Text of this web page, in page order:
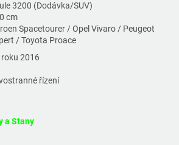
3200 (Dodávka/SUV)
cm
Spacetourer / Opel Vivaro / Peugeot
/ Toyota Proace
2016
řízení
a Stany